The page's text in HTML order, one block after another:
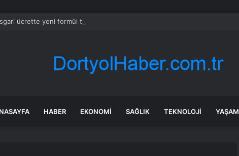
ücrette yeni formül tartışma yarattı! İşçi ve işveren karşı karşıya
HABER EKONOMI SAĞLIK TEKNOLOJI YAŞAM